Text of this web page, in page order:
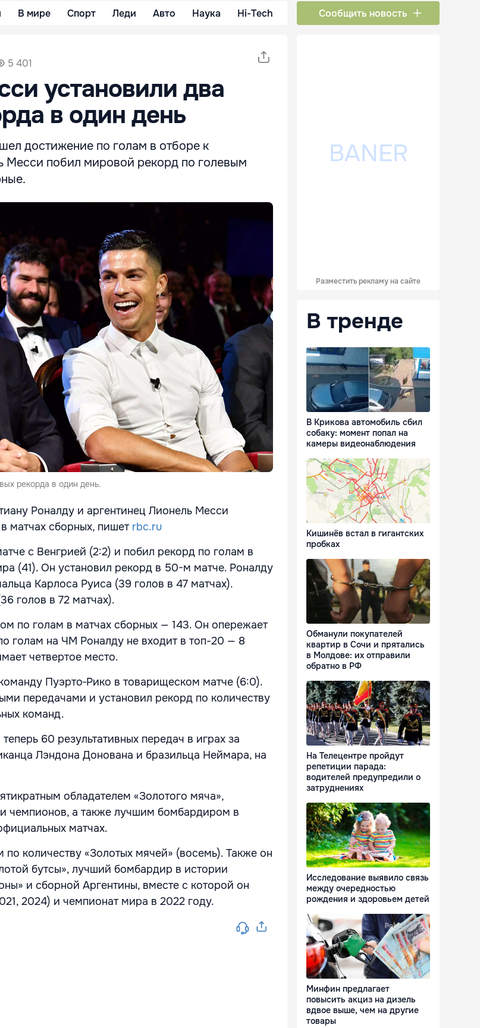
В мире Спорт Леди Авто Наука Hi-Tech Сообщить новость
5 401
установили два
в один день
достижение по голам в отборе к
Месси побил мировой рекорд по голевым
рекорда в один день.
Роналду и аргентинец Лионель Месси
матчах сборных, пишет rbc.ru
с Венгрией (2:2) и побил рекорд по голам в
(41). Он установил рекорд в 50-м матче. Роналду
Карлоса Руиса (39 голов в 47 матчах).
голов в 72 матчах).
по голам в матчах сборных — 143. Он опережает
голам на ЧМ Роналду не входит в топ-20 — 8
четвертое место.
Пуэрто‑Рико в товарищеском матче (6:0).
передачами и установил рекорд по количеству
команд.
60 результативных передач в играх за
Лэндона Донована и бразильца Неймара, на
обладателем «Золотого мяча»,
чемпионов, а также лучшим бомбардиром в
матчах.
количеству «Золотых мячей» (восемь). Также он
бутсы», лучший бомбардир в истории
и сборной Аргентины, вместе с которой он
2024) и чемпионат мира в 2022 году.
Разместить рекламу на сайте
В тренде
В Крикова автомобиль сбил
собаку: момент попал на
камеры видеонаблюдения
Кишинёв встал в гигантских
пробках
Обманули покупателей
квартир в Сочи и прятались
в Молдове: их отправили
обратно в РФ
На Телецентре пройдут
репетиции парада:
водителей предупредили о
затруднениях
Исследование выявило связь
между очередностью
рождения и здоровьем детей
Минфин предлагает
повысить акциз на дизель
вдвое выше, чем на другие
товары